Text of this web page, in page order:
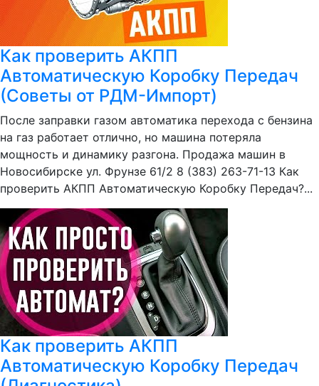
Как проверить АКПП
Автоматическую Коробку Передач
(Советы от РДМ-Импорт)
После заправки газом автоматика перехода с бензина
на газ работает отлично, но машина потеряла
мощность и динамику разгона. Продажа машин в
Новосибирске ул. Фрунзе 61/2 8 (383) 263-71-13 Как
проверить АКПП Автоматическую Коробку Передач?...
Как проверить АКПП
Автоматическую Коробку Передач